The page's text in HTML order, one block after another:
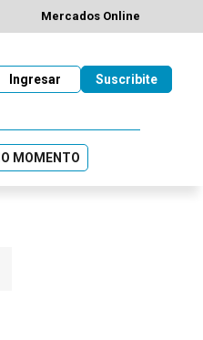
Mercados Online
Suscribite
Ingresar
MOMENTO